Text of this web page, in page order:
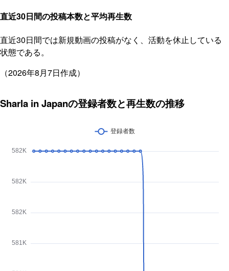
直近30日間の投稿本数と平均再生数
直近30日間では新規動画の投稿がなく、活動を休止している
状態である。
（2026年8月7日作成）
Sharla in Japanの登録者数と再生数の推移